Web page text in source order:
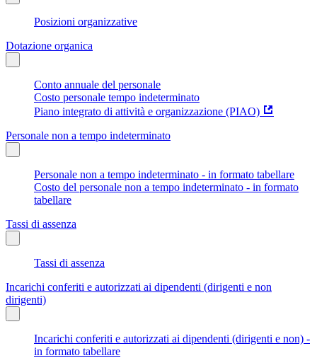
Posizioni organizzative
Dotazione organica
Conto annuale del personale
Costo personale tempo indeterminato
Piano integrato di attività e organizzazione (PIAO)
Personale non a tempo indeterminato
Personale non a tempo indeterminato - in formato tabellare
Costo del personale non a tempo indeterminato - in formato
tabellare
Tassi di assenza
Tassi di assenza
Incarichi conferiti e autorizzati ai dipendenti (dirigenti e non
dirigenti)
Incarichi conferiti e autorizzati ai dipendenti (dirigenti e non) -
in formato tabellare